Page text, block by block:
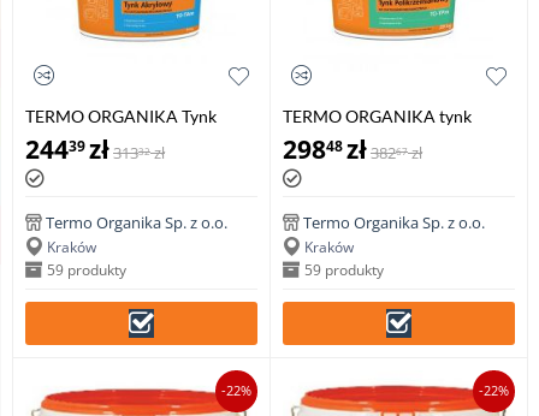
TERMO ORGANIKA Tynk
akrylowy TO-TAm do aplikacji
mechanicznej, 29 kg
24439zł31332 zł
Termo Organika Sp. z o.o.
Kraków
59 produkty
TERMO ORGANIKA tynk
polikrzemianowy TO-TPm do
aplikacji mechanicznej, 29 kg
29848zł38267 zł
Termo Organika Sp. z o.o.
Kraków
59 produkty
-22% -22%